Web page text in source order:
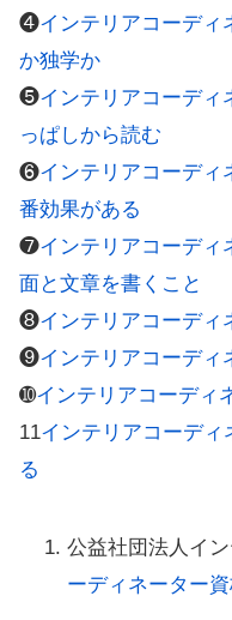
❹インテリアコーディ
か独学か
❺インテリアコーディ
っぱしから読む
❻インテリアコーディ
番効果がある
❼インテリアコーディ
面と文章を書くこと
❽インテリアコーディ
❾インテリアコーディ
➓インテリアコーディ
11インテリアコーディ
る
公益社団法人イ
ーディネーター